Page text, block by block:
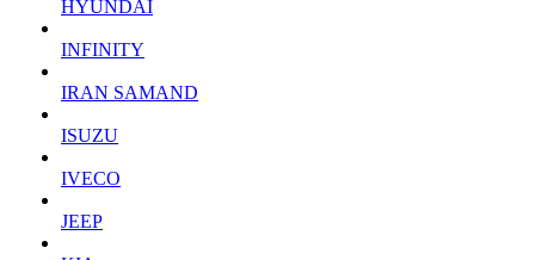
HYUNDAI
INFINITY
IRAN SAMAND
ISUZU
IVECO
JEEP